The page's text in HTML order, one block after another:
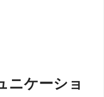
ニケーショ